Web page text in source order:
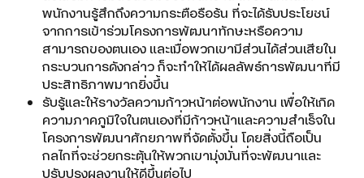
พนักงานรู้สึกถึงความกระตือรือร้น ที่จะได้รับประโยชน์
จากการเข้าร่วมโครงการพัฒนาทักษะหรือความ
สามารถของตนเอง และเมื่อพวกเขามีส่วนได้ส่วนเสียใน
กระบวนการดังกล่าว ก็จะทำให้ได้ผลลัพธ์การพัฒนาที่มี
ประสิทธิภาพมากยิ่งขึ้น
รับรู้และให้รางวัลความก้าวหน้าต่อพนักงาน เพื่อให้เกิด
ความภาคภูมิใจในตนเองที่มีก้าวหน้าและความสำเร็จใน
โครงการพัฒนาศักยภาพที่จัดตั้งขึ้น โดยสิ่งนี้ถือเป็น
กลไกที่จะช่วยกระตุ้นให้พวกเขามุ่งมั่นที่จะพัฒนาและ
ปรับปรุงผลงานให้ดีขึ้นต่อไป